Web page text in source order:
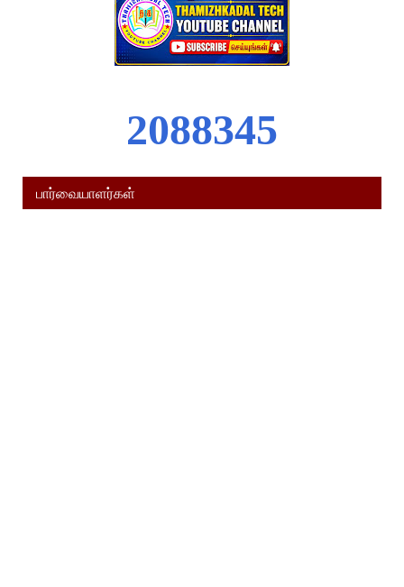
2088345
பார்வையாளர்கள்